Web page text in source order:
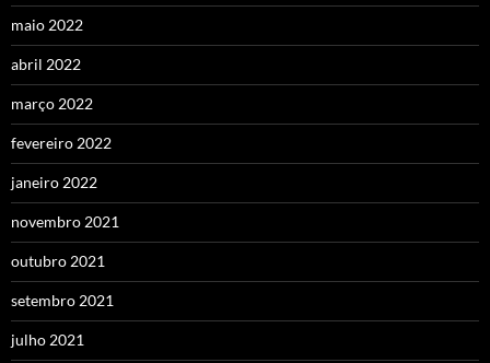
maio 2022
abril 2022
março 2022
fevereiro 2022
janeiro 2022
novembro 2021
outubro 2021
setembro 2021
julho 2021